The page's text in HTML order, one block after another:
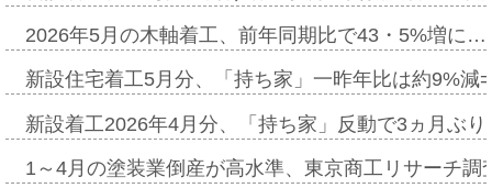
2026年5月の木軸着工、前年同期比で43・5%増に…
新設住宅着工5月分、「持ち家」一昨年比は約9%
新設着工2026年4月分、「持ち家」反動で3ヵ月ぶ
1～4月の塗装業倒産が高水準、東京商工リサーチ